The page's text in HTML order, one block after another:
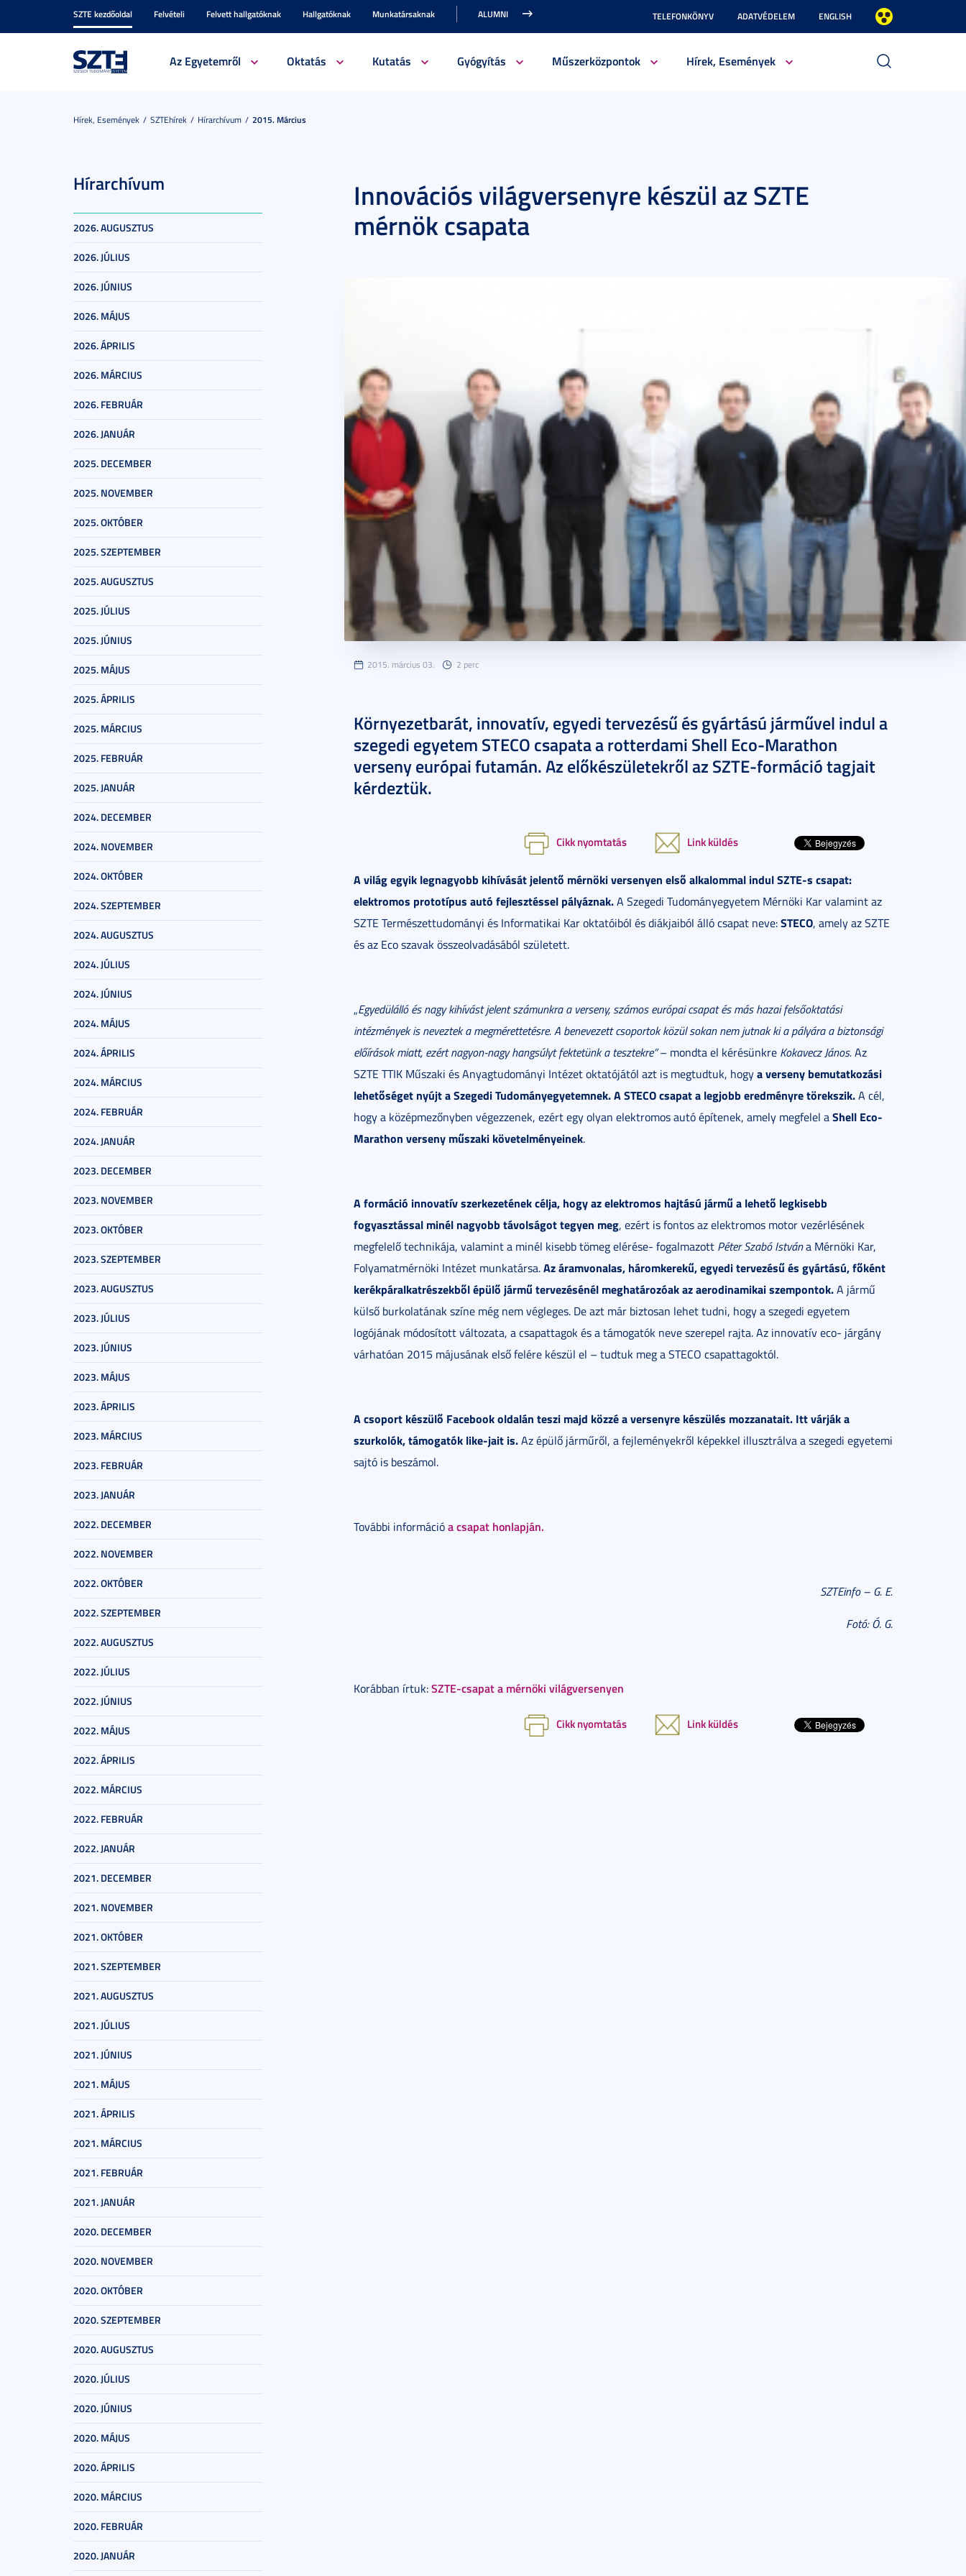
SZTE kezdőoldal Felvételi Felvett hallgatóknak Hallgatóknak Munkatársaknak ALUMNI TELEFONKÖNYV ADATVÉDELEM ENGLISH
Az Egyetemről Oktatás Kutatás Gyógyítás Műszerközpontok Hírek, Események
Hírek, Események SZTEhírek Hírarchívum 2015. Március
Hírarchívum
2026. AUGUSZTUS
2026. JÚLIUS
2026. JÚNIUS
2026. MÁJUS
2026. ÁPRILIS
2026. MÁRCIUS
2026. FEBRUÁR
2026. JANUÁR
2025. DECEMBER
2025. NOVEMBER
2025. OKTÓBER
2025. SZEPTEMBER
2025. AUGUSZTUS
2025. JÚLIUS
2025. JÚNIUS
2025. MÁJUS
2025. ÁPRILIS
2025. MÁRCIUS
2025. FEBRUÁR
2025. JANUÁR
2024. DECEMBER
2024. NOVEMBER
2024. OKTÓBER
2024. SZEPTEMBER
2024. AUGUSZTUS
2024. JÚLIUS
2024. JÚNIUS
2024. MÁJUS
2024. ÁPRILIS
2024. MÁRCIUS
2024. FEBRUÁR
2024. JANUÁR
2023. DECEMBER
2023. NOVEMBER
2023. OKTÓBER
2023. SZEPTEMBER
2023. AUGUSZTUS
2023. JÚLIUS
2023. JÚNIUS
2023. MÁJUS
2023. ÁPRILIS
2023. MÁRCIUS
2023. FEBRUÁR
2023. JANUÁR
2022. DECEMBER
2022. NOVEMBER
2022. OKTÓBER
2022. SZEPTEMBER
2022. AUGUSZTUS
2022. JÚLIUS
2022. JÚNIUS
2022. MÁJUS
2022. ÁPRILIS
2022. MÁRCIUS
2022. FEBRUÁR
2022. JANUÁR
2021. DECEMBER
2021. NOVEMBER
2021. OKTÓBER
2021. SZEPTEMBER
2021. AUGUSZTUS
2021. JÚLIUS
2021. JÚNIUS
2021. MÁJUS
2021. ÁPRILIS
2021. MÁRCIUS
2021. FEBRUÁR
2021. JANUÁR
2020. DECEMBER
2020. NOVEMBER
2020. OKTÓBER
2020. SZEPTEMBER
2020. AUGUSZTUS
2020. JÚLIUS
2020. JÚNIUS
2020. MÁJUS
2020. ÁPRILIS
2020. MÁRCIUS
2020. FEBRUÁR
2020. JANUÁR
Innovációs világversenyre készül az SZTE
mérnök csapata
2015. március 03. 2 perc
Környezetbarát, innovatív, egyedi tervezésű és gyártású járművel indul a
szegedi egyetem STECO csapata a rotterdami Shell Eco-Marathon
verseny európai futamán. Az előkészületekről az SZTE-formáció tagjait
kérdeztük.
Cikk nyomtatás Link küldés
A világ egyik legnagyobb kihívását jelentő mérnöki versenyen első alkalommal indul SZTE-s csapat:
elektromos prototípus autó fejlesztéssel pályáznak.A Szegedi Tudományegyetem Mérnöki Kar valamint az
SZTE Természettudományi és Informatikai Kar oktatóiból és diákjaiból álló csapat neve:STECO, amely az SZTE
és az Eco szavak összeolvadásából született.
„Egyedülálló és nagy kihívást jelent számunkra a verseny, számos európai csapat és más hazai felsőoktatási
intézmények is neveztek a megmérettetésre. A benevezett csoportok közül sokan nem jutnak ki a pályára a biztonsági
előírások miatt, ezért nagyon-nagy hangsúlyt fektetünk a tesztekre”– mondta el kérésünkre Kokavecz János.Az
SZTE TTIK Műszaki és Anyagtudományi Intézet oktatójától azt is megtudtuk, hogya verseny bemutatkozási
lehetőséget nyújt a Szegedi Tudományegyetemnek. A STECO csapat a legjobb eredményre törekszik.A cél,
hogy a középmezőnyben végezzenek, ezért egy olyan elektromos autó építenek, amely megfelel aShell Eco-
Marathon verseny műszaki követelményeinek.
A formáció innovatív szerkezetének célja, hogy az elektromos hajtású jármű a lehető legkisebb
fogyasztással minél nagyobb távolságot tegyen meg, ezért is fontos az elektromos motor vezérlésének
megfelelő technikája, valamint a minél kisebb tömeg elérése- fogalmazott Péter Szabó Istvána Mérnöki Kar,
Folyamatmérnöki Intézet munkatársa.Az áramvonalas, háromkerekű, egyedi tervezésű és gyártású, főként
kerékpáralkatrészekből épülő jármű tervezésénél meghatározóak az aerodinamikai szempontok.A jármű
külső burkolatának színe még nem végleges. De azt már biztosan lehet tudni, hogy a szegedi egyetem
logójának módosított változata, a csapattagok és a támogatók neve szerepel rajta. Az innovatív eco- járgány
várhatóan 2015 májusának első felére készül el – tudtuk meg a STECO csapattagoktól.
A csoport készülő Facebook oldalán teszi majd közzé a versenyre készülés mozzanatait. Itt várják a
szurkolók, támogatók like-jait is.Az épülő járműről, a fejleményekről képekkel illusztrálva a szegedi egyetemi
sajtó is beszámol.
További információa csapat honlapján.
SZTEinfo – G. E.
Fotó: Ó. G.
Korábban írtuk:SZTE-csapat a mérnöki világversenyen
Cikk nyomtatás Link küldés